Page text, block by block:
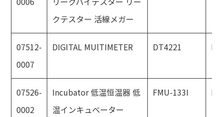
クテスター 活線メガー
07512-
0007
DIGITAL MUlTIMETER DT4221
07526-
0002
Incubator 低温恒温器 低
温インキュベーター
FMU-133I